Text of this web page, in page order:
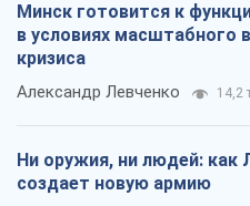
Минск готовится к
в условиях масштабного
кризиса
Александр Левченко 14,2
Ни оружия, ни людей: как
создает новую армию